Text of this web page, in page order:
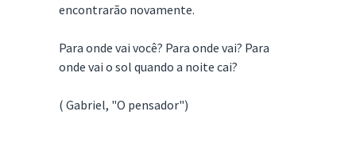
encontrarão novamente.
Para onde vai você? Para onde vai? Para
onde vai o sol quando a noite cai?
( Gabriel, "O pensador")